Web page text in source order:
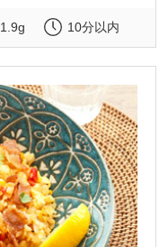
1.9g 10分以内